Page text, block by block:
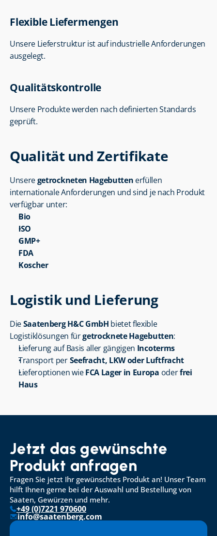
Flexible Liefermengen
Unsere Lieferstruktur ist auf industrielle Anforderungen
ausgelegt.
Qualitätskontrolle
Unsere Produkte werden nach definierten Standards
geprüft.
Qualität und Zertifikate
Unsere getrockneten Hagebutten erfüllen
internationale Anforderungen und sind je nach Produkt
verfügbar unter:
Bio
ISO
GMP+
FDA
Koscher
Logistik und Lieferung
Die Saatenberg H&C GmbH bietet flexible
Logistiklösungen für getrocknete Hagebutten:
Lieferung auf Basis aller gängigen Incoterms
Transport per Seefracht, LKW oder Luftfracht
Lieferoptionen wie FCA Lager in Europa oder frei
Haus
Jetzt das gewünschte
Produkt anfragen
Fragen Sie jetzt Ihr gewünschtes Produkt an! Unser Team
hilft Ihnen gerne bei der Auswahl und Bestellung von
Saaten, Gewürzen und mehr.
+49 (0)7221 970600
info@saatenberg.com